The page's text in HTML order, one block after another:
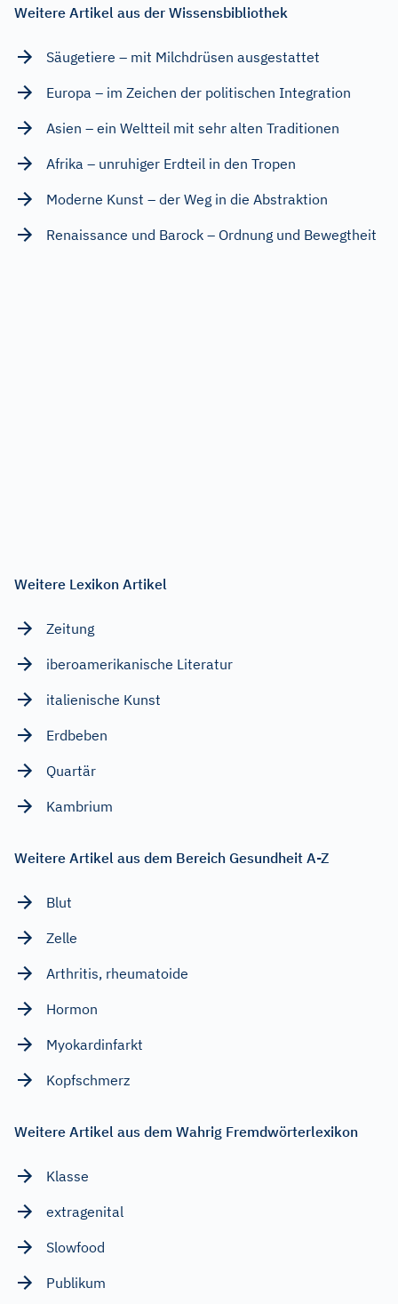
Weitere Artikel aus der Wissensbibliothek
Säugetiere – mit Milchdrüsen ausgestattet
Europa – im Zeichen der politischen Integration
Asien – ein Weltteil mit sehr alten Traditionen
Afrika – unruhiger Erdteil in den Tropen
Moderne Kunst – der Weg in die Abstraktion
Renaissance und Barock – Ordnung und Bewegtheit
Weitere Lexikon Artikel
Zeitung
iberoamerikanische Literatur
italienische Kunst
Erdbeben
Quartär
Kambrium
Weitere Artikel aus dem Bereich Gesundheit A-Z
Blut
Zelle
Arthritis, rheumatoide
Hormon
Myokardinfarkt
Kopfschmerz
Weitere Artikel aus dem Wahrig Fremdwörterlexikon
Klasse
extragenital
Slowfood
Publikum